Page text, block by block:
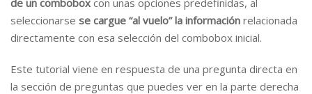
de un comboboxcon unas opciones predefinidas, al
seleccionarse se cargue “al vuelo” la información relacionada
directamente con esa selección del combobox inicial.
Este tutorial viene en respuesta de una pregunta directa en
la sección de preguntas que puedes ver en la parte derecha